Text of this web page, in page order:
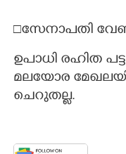
□സേനാപതി
ഉപാധി രഹിത
മലയോര
ചെറുതല്ല.